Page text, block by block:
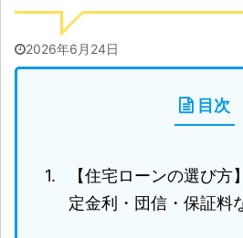
2026年6月24日
目次
【住宅ローンの選び方
定金利・団信・保証料